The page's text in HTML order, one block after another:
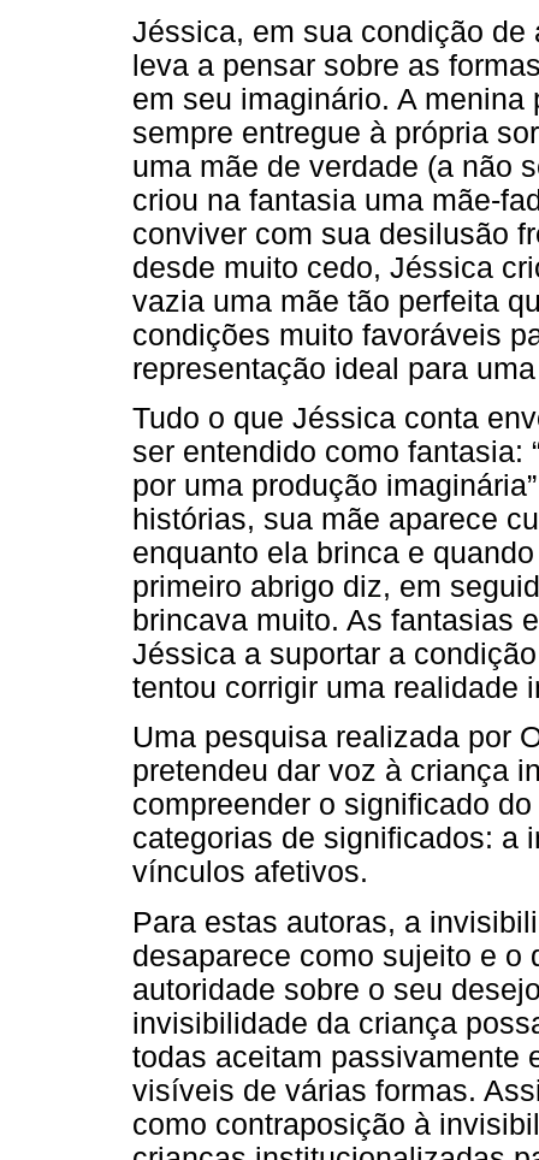
Jéssica, em sua condição
leva a pensar sobre as
em seu imaginário. A
sempre entregue à própria
uma mãe de verdade (a não
criou na fantasia uma mãe-
conviver com sua desilusão
desde muito cedo, Jéssica
vazia uma mãe tão perfeita
condições muito favoráveis
representação ideal para
Tudo o que Jéssica conta
ser entendido como fantasia:
por uma produção
histórias, sua mãe aparece
enquanto ela brinca e
primeiro abrigo diz, em
brincava muito. As fantasias
Jéssica a suportar a
tentou corrigir uma realidade
Uma pesquisa realizada por
pretendeu dar voz à criança
compreender o significado
categorias de significados: a
vínculos afetivos.
Para estas autoras, a
desaparece como sujeito e o
autoridade sobre o seu
invisibilidade da criança
todas aceitam passivamente
visíveis de várias formas.
como contraposição à